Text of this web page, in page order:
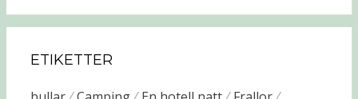
ETIKETTER